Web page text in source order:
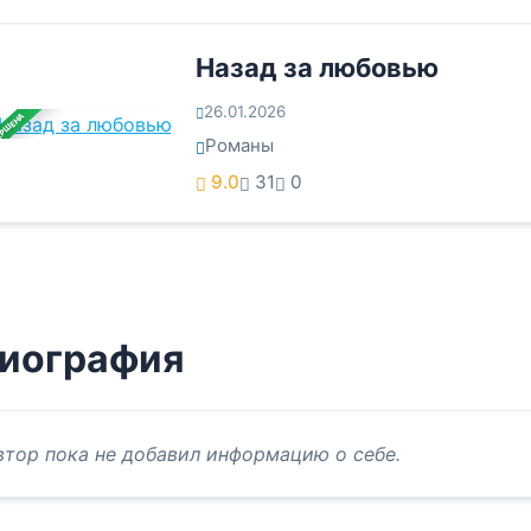
Назад за любовью
26.01.2026
Романы
9.0
31 0
пока не добавил информацию о себе.